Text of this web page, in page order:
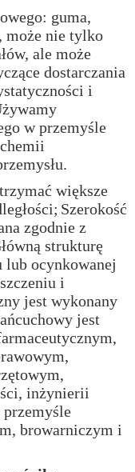
guma,
może nie tylko
ale może
dostarczania
i
w przemyśle
większe
Szerokość
zgodnie z
strukturę
lub ocynkowanej
i
jest wykonany
jest
inżynierii
browarniczym i